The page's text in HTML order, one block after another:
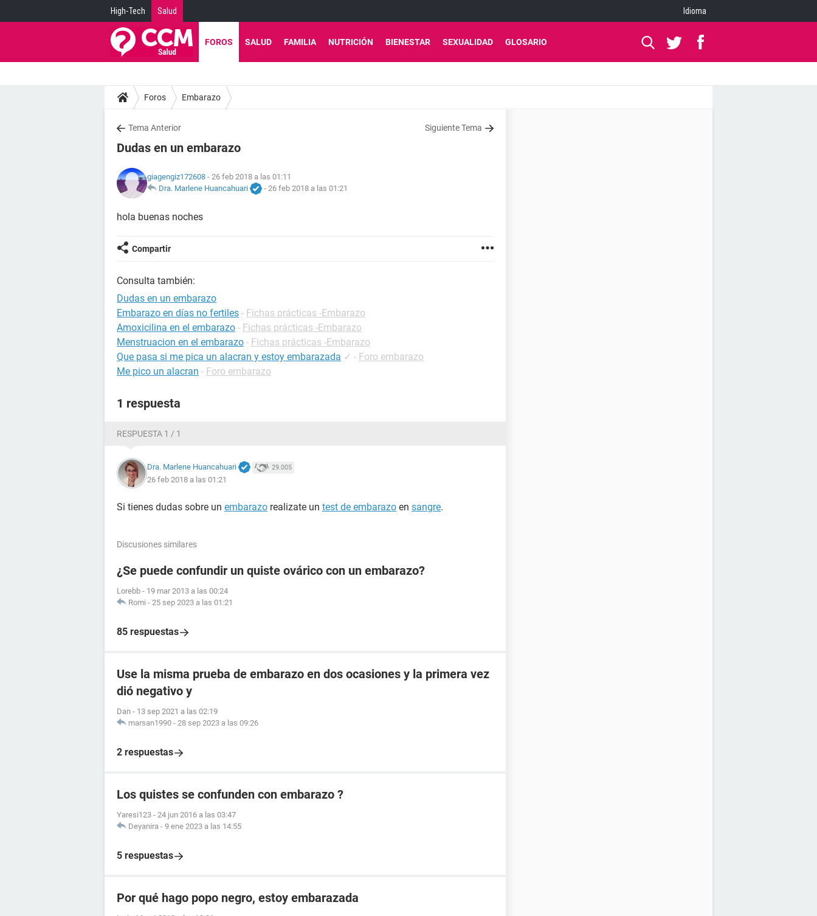
High-Tech Salud Idioma
FOROS SALUD FAMILIA NUTRICIÓN BIENESTAR SEXUALIDAD GLOSARIO
Foros Embarazo
Tema Anterior Siguiente Tema
Dudas en un embarazo
giagengiz172608 - 26 feb 2018 a las 01:11
Dra. Marlene Huancahuari
- 26 feb 2018 a las 01:21
hola buenas noches
Compartir
Consulta también:
Dudas en un embarazo
Embarazo en días no fertiles - Fichas prácticas -Embarazo
Amoxicilina en el embarazo - Fichas prácticas -Embarazo
Menstruacion en el embarazo - Fichas prácticas -Embarazo
Que pasa si me pica un alacran y estoy embarazada ✓ - Foro embarazo
Me pico un alacran - Foro embarazo
1 respuesta
RESPUESTA 1 / 1
Dra. Marlene Huancahuari 29.005
26 feb 2018 a las 01:21
Si tienes dudas sobre un embarazo realizate un test de embarazo en sangre.
Discusiones similares
¿Se puede confundir un quiste ovárico con un embarazo?
Lorebb - 19 mar 2013 a las 00:24
Romi - 25 sep 2023 a las 01:21
85 respuestas
Use la misma prueba de embarazo en dos ocasiones y la primera vez
dió negativo y
Dan - 13 sep 2021 a las 02:19
marsan1990 - 28 sep 2023 a las 09:26
2 respuestas
Los quistes se confunden con embarazo ?
Yaresi123 - 24 jun 2016 a las 03:47
Deyanira - 9 ene 2023 a las 14:55
5 respuestas
Por qué hago popo negro, estoy embarazada